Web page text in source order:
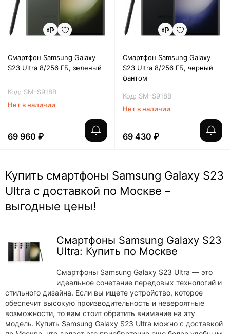
Смартфон Samsung Galaxy
S23 Ultra 8/256 ГБ, зеленый
Код: SM-S918B
Нет в наличии
69 960 ₽
Смартфон Samsung Galaxy
S23 Ultra 8/256 ГБ, черный
фантом
Код: SM-S918B
Нет в наличии
69 430 ₽
Купить смартфоны Samsung Galaxy S23
Ultra с доставкой по Москве –
выгодные цены!
Смартфоны Samsung Galaxy S23
Ultra: Купить по Москве
Смартфоны Samsung Galaxy S23 Ultra — это
идеальное сочетание передовых технологий и
стильного дизайна. Если вы ищете устройство, которое
обеспечит высокую производительность и невероятные
возможности, то вам стоит обратить внимание на эту
модель. Купить Samsung Galaxy S23 Ultra можно с доставкой